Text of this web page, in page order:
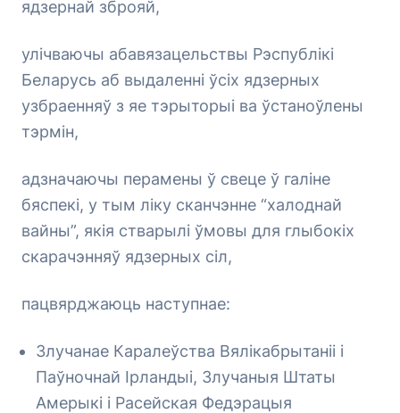
ядзернай зброяй,
улічваючы абавязацельствы Рэспублікі
Беларусь аб выдаленні ўсіх ядзерных
узбраенняў з яе тэрыторыі ва ўстаноўлены
тэрмін,
адзначаючы перамены ў свеце ў галіне
бяспекі, у тым ліку сканчэнне “халоднай
вайны”, якія стварылі ўмовы для глыбокіх
скарачэнняў ядзерных сіл,
пацвярджаюць наступнае:
Злучанае Каралеўства Вялікабрытаніі і
Паўночнай Ірландыі, Злучаныя Штаты
Амерыкі і Расейская Федэрацыя